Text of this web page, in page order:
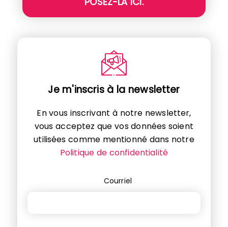
Je m'inscris à la newsletter
En vous inscrivant à notre newsletter,
vous acceptez que vos données soient
utilisées comme mentionné dans notre
Politique de confidentialité
Courriel